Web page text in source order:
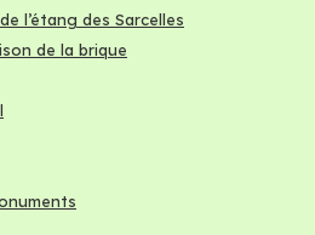
l’étang des Sarcelles
de la brique